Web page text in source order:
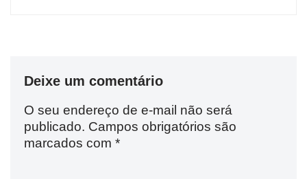
Deixe um comentário
O seu endereço de e-mail não será
publicado. Campos obrigatórios são
marcados com *